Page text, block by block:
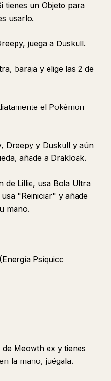
tienes un Objeto para
usarlo.
juega a Duskull.
baraja y elige las 2 de
el Pokémon
Dreepy y Duskull y aún
añade a Drakloak.
de Lillie, usa Bola Ultra
"Reiniciar" y añade
mano.
Psíquico
Meowth ex y tienes
la mano, juégala.